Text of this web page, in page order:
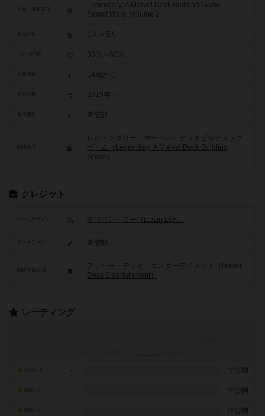
Legendary: A Marvel Deck Building Game –
Secret Wars, Volume 2
参加人数 1人～5人
30分～60分
14歳から
2015年～
参考価格 未登録
関連作品
レジェンダリー：マーベル・デッキビルディング
ゲーム（Legendary: A Marvel Deck Building
Game）
クレジット
ゲームデザイン デヴィン・ロー（Devin Low）
アートワーク 未登録
アッパー・デッキ・エンターテイメント（Upper
Deck Entertainment）
レーティング
- 非公開
- 非公開
- 非公開